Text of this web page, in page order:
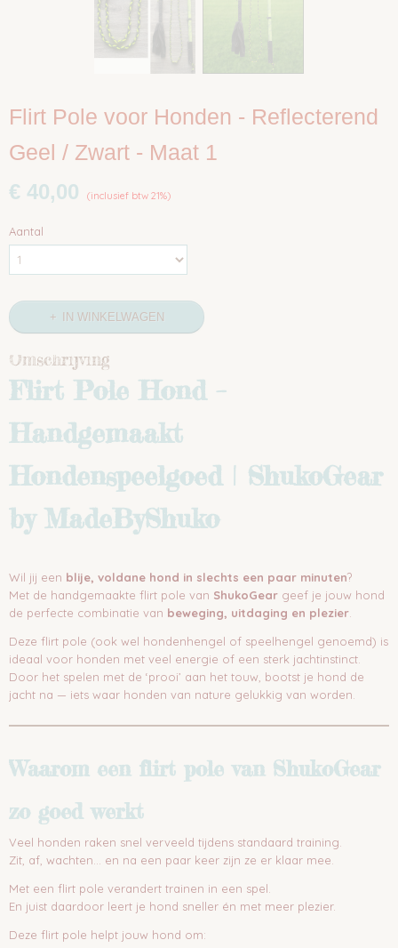
Flirt Pole voor Honden - Reflecterend
Geel / Zwart - Maat 1
€ 40,00 (inclusief btw 21%)
Aantal
IN WINKELWAGEN
Omschrijving
Flirt Pole Hond –
Handgemaakt
Hondenspeelgoed | ShukoGear
by MadeByShuko
Wil jij een blije, voldane hond in slechts een paar minuten?
Met de handgemaakte flirt pole van ShukoGear geef je jouw hond
de perfecte combinatie van beweging, uitdaging en plezier
Deze flirt pole (ook wel hondenhengel of speelhengel genoemd) is
ideaal voor honden met veel energie of een sterk jachtinstinct.
Door het spelen met de ‘prooi’ aan het touw, bootst je hond de
jacht na — iets waar honden van nature gelukkig van worden.
Waarom een flirt pole van ShukoGear
zo goed werkt
Veel honden raken snel verveeld tijdens standaard training.
Zit, af, wachten… en na een paar keer zijn ze er klaar mee.
Met een flirt pole verandert trainen in een spel.
En juist daardoor leert je hond sneller én met meer plezier.
Deze flirt pole helpt jouw hond om: